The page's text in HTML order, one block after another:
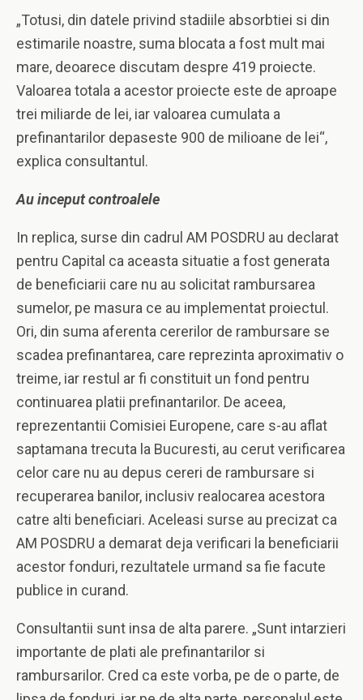
„Totusi, din datele privind stadiile absorbtiei si din
estimarile noastre, suma blocata a fost mult mai
mare, deoarece discutam despre 419 proiecte.
Valoarea totala a acestor proiecte este de aproape
trei miliarde de lei, iar valoarea cumulata a
prefinantarilor depaseste 900 de milioane de lei“,
explica consultantul.
Au inceput controalele
In replica, surse din cadrul AM POSDRU au declarat
pentru Capital ca aceasta situatie a fost generata
de beneficiarii care nu au solicitat rambursarea
sumelor, pe masura ce au implementat proiectul.
Ori, din suma aferenta cererilor de rambursare se
scadea prefinantarea, care reprezinta aproximativ o
treime, iar restul ar fi constituit un fond pentru
continuarea platii prefinantarilor. De aceea,
reprezentantii Comisiei Europene, care s-au aflat
saptamana trecuta la Bucuresti, au cerut verificarea
celor care nu au depus cereri de rambursare si
recuperarea banilor, inclusiv realocarea acestora
catre alti beneficiari. Aceleasi surse au precizat ca
AM POSDRU a demarat deja verificari la beneficiarii
acestor fonduri, rezultatele urmand sa fie facute
publice in curand.
Consultantii sunt insa de alta parere. „Sunt intarzieri
importante de plati ale prefinantarilor si
rambursarilor. Cred ca este vorba, pe de o parte, de